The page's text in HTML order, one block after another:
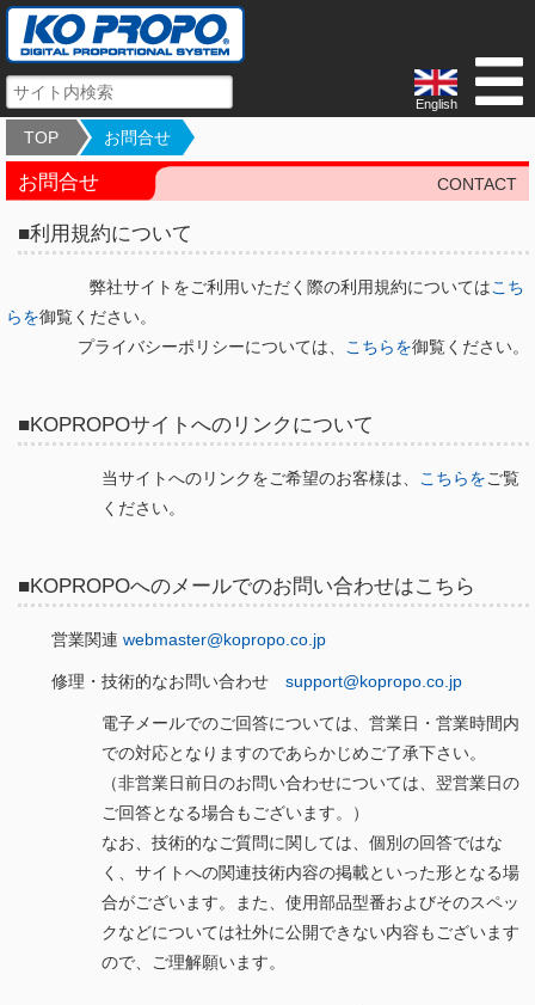
English
TOP お問合せ
お問合せ CONTACT
■利用規約について
弊社サイトをご利用いただく際の利用規約についてはこち
らを御覧ください。
プライバシーポリシーについては、
こちらを御覧ください。
■KOPROPOサイトへのリンクについて
当サイトへのリンクをご希望のお客様は、 こちらをご覧
ください。
■KOPROPOへのメールでのお問い合わせはこちら
営業関連 webmaster@kopropo.co.jp
修理・技術的なお問い合わせ support@kopropo.co.jp
電子メールでのご回答については、営業日・営業時間内
での対応となりますのであらかじめご了承下さい。
（非営業日前日のお問い合わせについては、翌営業日の
ご回答となる場合もございます。）
なお、技術的なご質問に関しては、個別の回答ではな
く、サイトへの関連技術内容の掲載といった形となる場
合がございます。また、使用部品型番およびそのスペッ
クなどについては社外に公開できない内容もございます
ので、ご理解願います。